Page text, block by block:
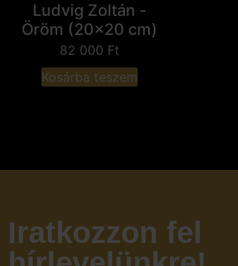
Ludvig Zoltán -
Öröm (20x20 cm)
82 000 Ft
Kosárba teszem
Iratkozzon fel